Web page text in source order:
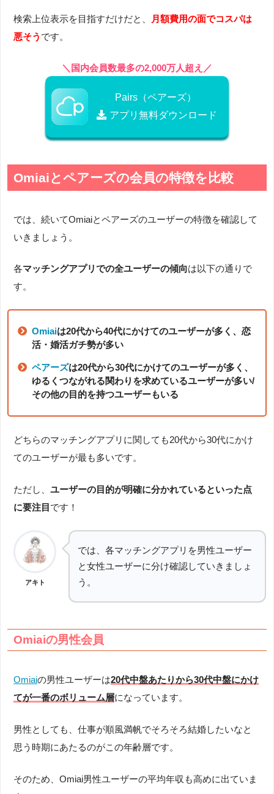
検索上位表示を目指すだけだと、
月額費用の面でコスパは
悪そう です。
＼国内会員数最多の2,000万人超え／
Pairs（ペアーズ）
アプリ無料ダウンロード
Omiaiとペアーズの会員の特徴を比較
では、続いてOmiaiとペアーズのユーザーの特徴を確認して
いきましょう。
各マッチングアプリでの全ユーザーの傾向は以下の通りで
す。
Omiaiは20代から40代にかけてのユーザーが多く、恋
活・婚活ガチ勢が多い
ペアーズは20代から30代にかけてのユーザーが多く、
ゆるくつながれる関わりを求めているユーザーが多い/
その他の目的を持つユーザーもいる
どちらのマッチングアプリに関しても20代から30代にかけ
てのユーザーが最も多いです。
ただし、ユーザーの目的が明確に分かれているといった点
に要注目 です！
アキト
では、各マッチングアプリを男性ユーザー
と女性ユーザーに分け確認していきましょ
う。
Omiaiの男性会員
Omiaiの男性ユーザーは20代中盤あたりから30代中盤にかけ
てが一番のボリューム層になっています。
男性としても、仕事が順風満帆でそろそろ結婚したいなと
思う時期にあたるのがこの年齢層です。
そのため、Omiai男性ユーザーの平均年収も高めに出ていま